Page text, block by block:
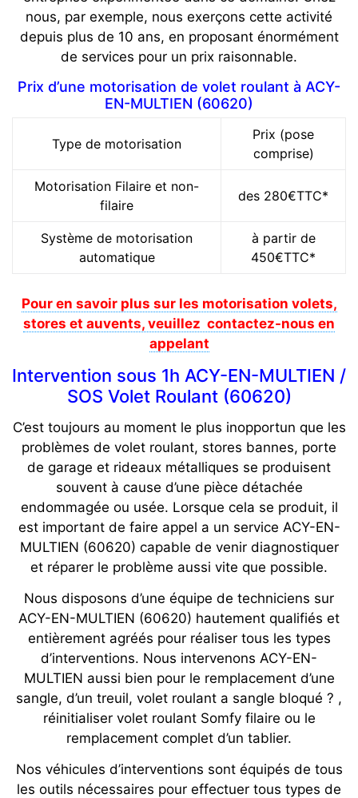
nous, par exemple, nous exerçons cette activité
depuis plus de 10 ans, en proposant énormément
de services pour un prix raisonnable.
Prix d’une motorisation de volet roulant à ACY-
EN-MULTIEN (60620)
Type de motorisation
Prix (pose
comprise)
Motorisation Filaire et non-
filaire
des 280€TTC*
Système de motorisation
automatique
à partir de
450€TTC*
Pour en savoir plus sur les motorisation volets,
stores et auvents, veuillez contactez-nous en
appelant
Intervention sous 1h ACY-EN-MULTIEN /
SOS Volet Roulant (60620)
C’est toujours au moment le plus inopportun que les
problèmes de volet roulant, stores bannes, porte
de garage et rideaux métalliques se produisent
souvent à cause d’une pièce détachée
endommagée ou usée. Lorsque cela se produit, il
est important de faire appel a un service ACY-EN-
MULTIEN (60620) capable de venir diagnostiquer
et réparer le problème aussi vite que possible.
Nous disposons d’une équipe de techniciens sur
ACY-EN-MULTIEN (60620) hautement qualifiés et
entièrement agréés pour réaliser tous les types
d’interventions. Nous intervenons ACY-EN-
MULTIEN aussi bien pour le remplacement d’une
sangle, d’un treuil, volet roulant a sangle bloqué ? ,
réinitialiser volet roulant Somfy filaire ou le
remplacement complet d’un tablier.
Nos véhicules d’interventions sont équipés de tous
les outils nécessaires pour effectuer tous types de